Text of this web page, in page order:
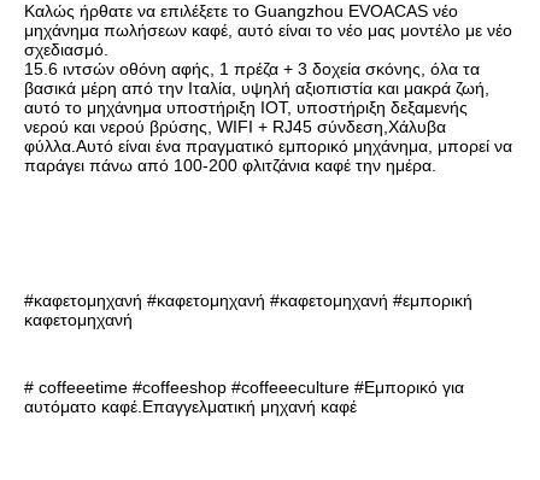
Καλώς ήρθατε να επιλέξετε το Guangzhou EVOACAS νέο
μηχάνημα πωλήσεων καφέ, αυτό είναι το νέο μας μοντέλο με νέο
σχεδιασμό.
15.6 ιντσών οθόνη αφής, 1 πρέζα + 3 δοχεία σκόνης, όλα τα
βασικά μέρη από την Ιταλία, υψηλή αξιοπιστία και μακρά ζωή,
αυτό το μηχάνημα υποστήριξη IOT, υποστήριξη δεξαμενής
νερού και νερού βρύσης, WIFI + RJ45 σύνδεση,Χάλυβα
φύλλα.Αυτό είναι ένα πραγματικό εμπορικό μηχάνημα, μπορεί να
παράγει πάνω από 100-200 φλιτζάνια καφέ την ημέρα.
#καφετομηχανή #καφετομηχανή #καφετομηχανή #εμπορική
καφετομηχανή
# coffeeetime #coffeeshop #coffeeeculture #Εμπορικό για
αυτόματο καφέ. Επαγγελματική μηχανή καφέ